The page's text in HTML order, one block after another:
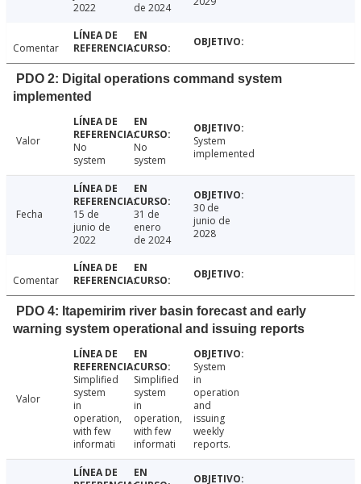
2022
de 2024
Comentar
PDO 2: Digital operations command system
implemented
Valor
No
system
No
system
System
implemented
Fecha
15 de
junio de
2022
31 de
enero
de 2024
30 de
junio de
2028
Comentar
PDO 4: Itapemirim river basin forecast and early
warning system operational and issuing reports
Valor
Simplified
system
in
operation,
with few
informati
Simplified
system
in
operation,
with few
informati
System
in
operation
and
issuing
weekly
reports.